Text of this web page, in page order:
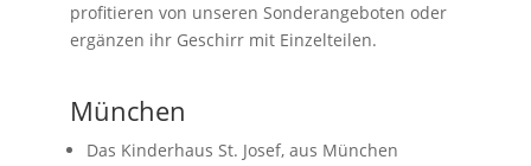
profitieren von unseren Sonderangeboten oder
ergänzen ihr Geschirr mit Einzelteilen.
München
Das Kinderhaus St. Josef, aus München